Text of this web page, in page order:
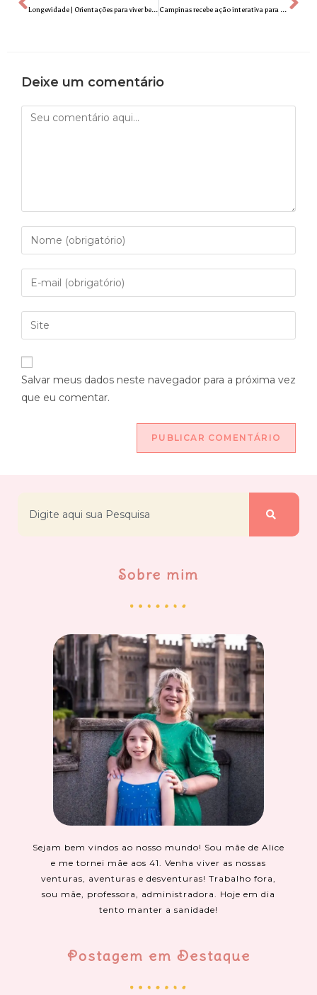
Longevidade | Orientações para viver bem, com movimento, saúde e leveza Campinas recebe ação interativa para promover alimentação saudável
Deixe um comentário
Salvar meus dados neste navegador para a próxima vez
que eu comentar.
Sobre mim
Sejam bem vindos ao nosso mundo! Sou mãe de Alice
e me tornei mãe aos 41. Venha viver as nossas
venturas, aventuras e desventuras! Trabalho fora,
sou mãe, professora, administradora. Hoje em dia
tento manter a sanidade!
Postagem em Destaque